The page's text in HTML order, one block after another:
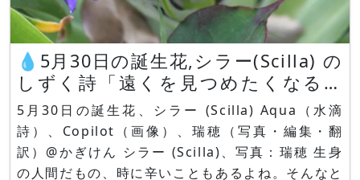
💧5月30日の誕生花,シラー(Scilla) の
しずく詩「遠くを見つめたくなる日
は」by Aqua
5月30日の誕生花、シラー (Scilla) Aqua（水滴
詩）、Copilot（画像）、瑞穂（写真・編集・翻
訳）@かぎけん シラー (Scilla)、写真：瑞穂 生身
の人間だもの、時に辛いこともあるよね。そんなと